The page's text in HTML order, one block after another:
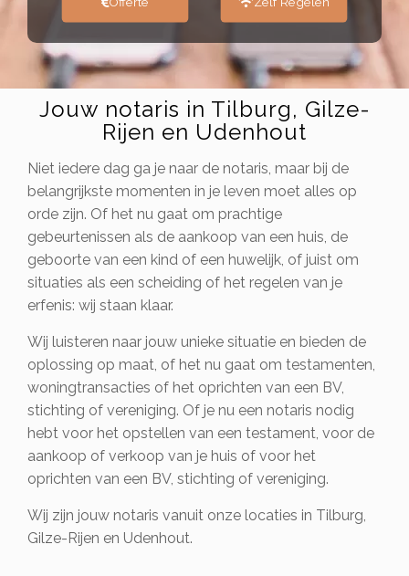
Jouw notaris in Tilburg, Gilze-
Rijen en Udenhout
Niet iedere dag ga je naar de notaris, maar bij de
belangrijkste momenten in je leven moet alles op
orde zijn. Of het nu gaat om prachtige
gebeurtenissen als de aankoop van een huis, de
geboorte van een kind of een huwelijk, of juist om
situaties als een scheiding of het regelen van je
erfenis: wij staan klaar.
Wij luisteren naar jouw unieke situatie en bieden de
oplossing op maat, of het nu gaat om testamenten,
woningtransacties of het oprichten van een BV,
stichting of vereniging. Of je nu een notaris nodig
hebt voor het opstellen van een testament, voor de
aankoop of verkoop van je huis of voor het
oprichten van een BV, stichting of vereniging.
Wij zijn jouw notaris vanuit onze locaties in Tilburg,
Gilze-Rijen en Udenhout.